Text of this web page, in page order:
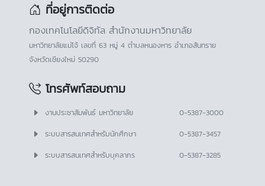
ที่อยู่การติดต่อ
กองเทคโนโลยีดิจิทัล สำนักงานมหาวิทยาลัย
มหาวิทยาลัยแม่โจ้ เลขที่ 63 หมู่ 4 ตำบลหนองหาร อำเภอสันทราย
จังหวัดเชียงใหม่ 50290
โทรศัพท์สอบถาม
งานประชาสัมพันธ์ มหาวิทยาลัย
0-5387-3000
ระบบสารสนเทศสำหรับนักศึกษา
0-5387-3457
ระบบสารสนเทศสำหรับบุคลากร
0-5387-3285